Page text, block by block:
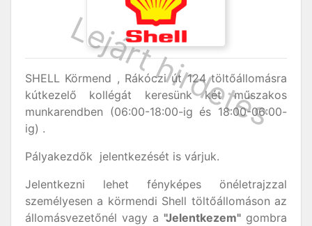
SHELL Körmend , Rákóczi út 124 töltőállomásra
kútkezelő kollégát keresünk két műszakos
munkarendben (06:00-18:00-ig és 18:00-06:00-
ig) .
Pályakezdők jelentkezését is várjuk.
Jelentkezni lehet fényképes önéletrajzzal
személyesen a körmendi Shell töltőállomáson az
állomásvezetőnél vagy a "Jelentkezem" gombra